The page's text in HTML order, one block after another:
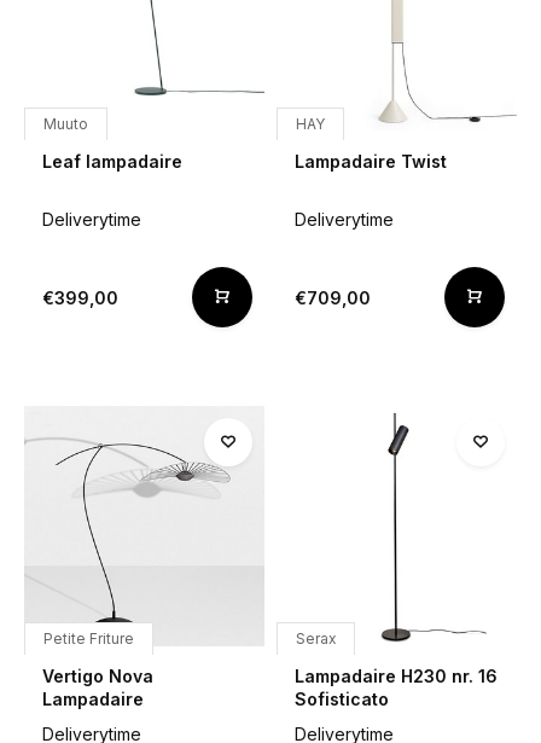
Muuto
Leaf lampadaire
Deliverytime
€399,00
HAY
Lampadaire Twist
Deliverytime
€709,00
Petite Friture
Vertigo Nova
Lampadaire
Deliverytime
Serax
Lampadaire H230 nr. 16
Sofisticato
Deliverytime